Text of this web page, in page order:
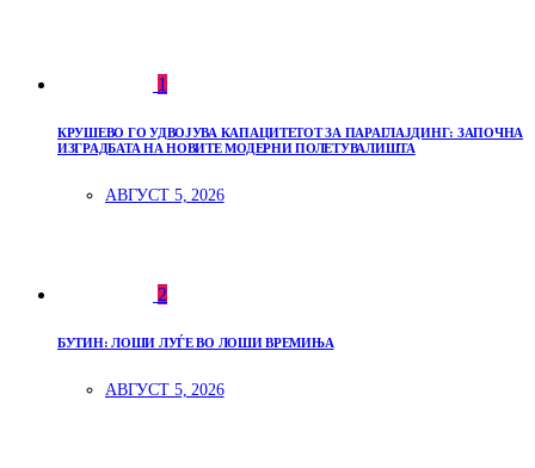
1
КРУШЕВО ГО УДВОЈУВА КАПАЦИТЕТОТ ЗА ПАРАГЛАЈДИНГ: ЗАПОЧНА
ИЗГРАДБАТА НА НОВИТЕ МОДЕРНИ ПОЛЕТУВАЛИШТА
АВГУСТ 5, 2026
2
БУТИН: ЛОШИ ЛУЃЕ ВО ЛОШИ ВРЕМИЊА
АВГУСТ 5, 2026